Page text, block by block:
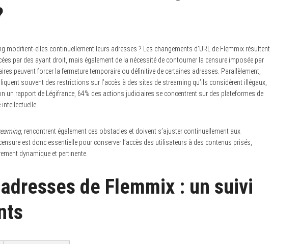
modifient-elles continuellement leurs adresses ? Les changements d’URL de Flemmix résultent
par des ayant droit, mais également de la nécessité de contourner la censure imposée par
peuvent forcer la fermeture temporaire ou définitive de certaines adresses. Parallèlement,
souvent des restrictions sur l’accès à des sites de streaming qu’ils considèrent illégaux,
un rapport de Légifrance, 64% des actions judiciaires se concentrent sur des plateformes de
, rencontrent également ces obstacles et doivent s’ajuster continuellement aux
est donc essentielle pour conserver l’accès des utilisateurs à des contenus prisés,
dynamique et pertinente.
de Flemmix : un suivi